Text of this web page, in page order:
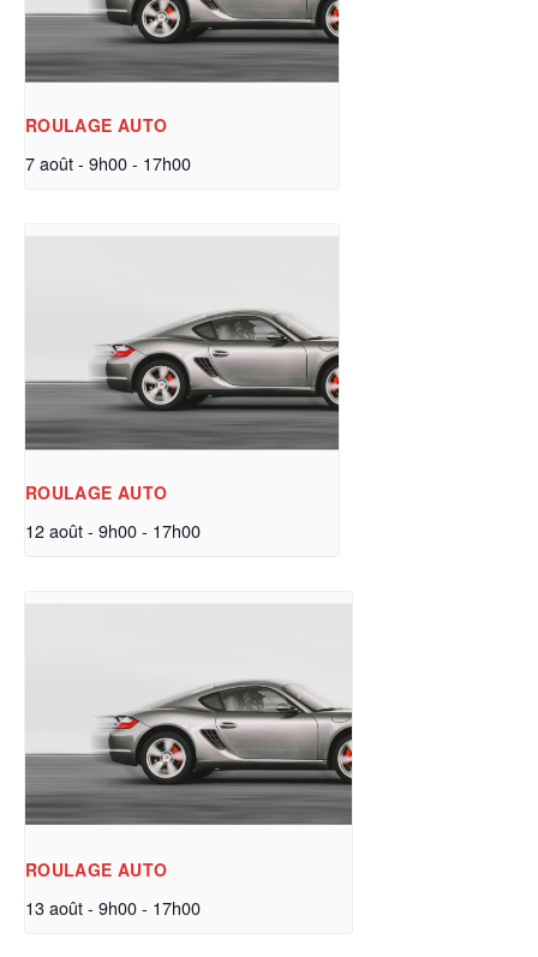
ROULAGE AUTO
7 août - 9h00- 17h00
ROULAGE AUTO
12 août - 9h00- 17h00
ROULAGE AUTO
13 août - 9h00- 17h00